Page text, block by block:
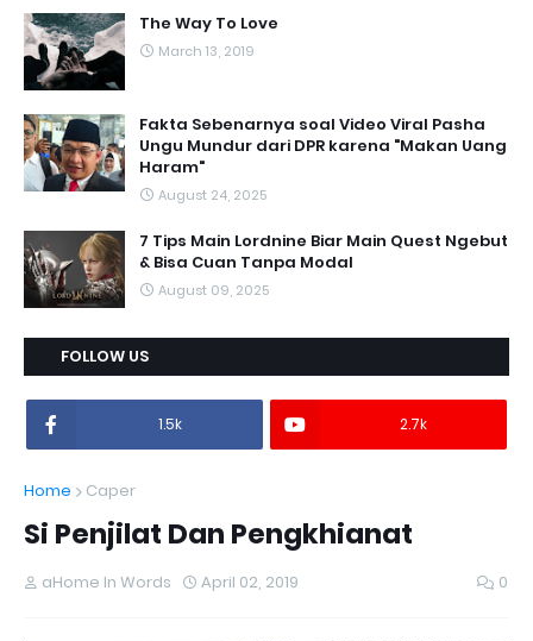
The Way To Love
March 13, 2019
Fakta Sebenarnya soal Video Viral Pasha
Ungu Mundur dari DPR karena "Makan Uang
Haram"
August 24, 2025
7 Tips Main Lordnine Biar Main Quest Ngebut
& Bisa Cuan Tanpa Modal
August 09, 2025
FOLLOW US
1.5k 2.7k
Home Caper
Si Penjilat Dan Pengkhianat
aHome In Words April 02, 2019 0